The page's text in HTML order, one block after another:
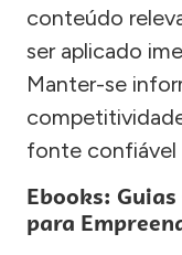
conteúdo
ser aplicado
Manter-se
fonte confiável
Ebooks:
para